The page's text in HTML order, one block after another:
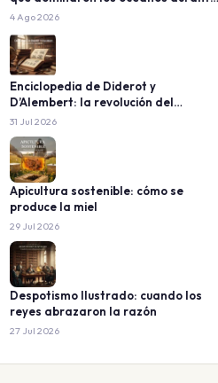
160 millones de años
4 Ago 2026
Enciclopedia de Diderot y
D’Alembert: la revolución del
conocimiento
31 Jul 2026
Apicultura sostenible: cómo se
produce la miel
29 Jul 2026
Despotismo Ilustrado: cuando los
reyes abrazaron la razón
27 Jul 2026